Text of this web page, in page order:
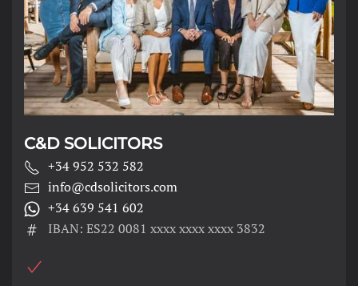
C&D SOLICITORS
+34 952 532 582
info@cdsolicitors.com
+34 639 541 602
IBAN: ES22 0081 xxxx xxxx xxxx 3832